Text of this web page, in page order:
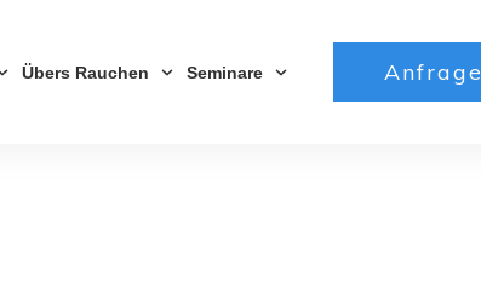
Übers Rauchen Seminare Anfrage